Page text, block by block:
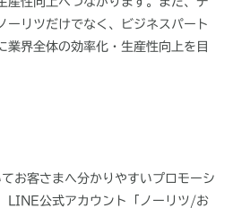
ーリツだけでなく、ビジネスパート
業界全体の効率化・生産性向上を目
お客さまへ分かりやすいプロモーシ
LINE公式アカウント「ノーリツ/お